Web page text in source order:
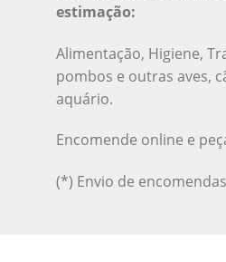
estimação:
Alimentação, Higiene,
pombos e outras aves,
aquário.
Encomende online e
(*) Envio de